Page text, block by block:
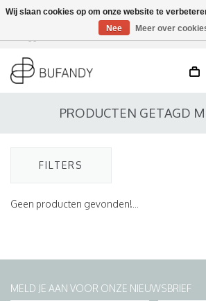
DE / EN
PRODUCTEN GETAGD
FILTERS
Geen producten gevonden!...
MELD JE AAN VOOR ONZE NIEUWSBRIEF
Wij slaan cookies op om onze website te
Nee
Meer over